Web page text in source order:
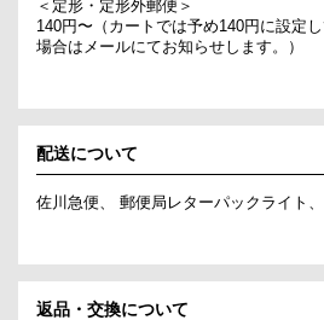
＜定形・定形外郵便＞
140円〜（カートでは予め140円に設定
場合はメールにてお知らせします。）
配送について
佐川急便、 郵便局レターパックライト
返品・交換について